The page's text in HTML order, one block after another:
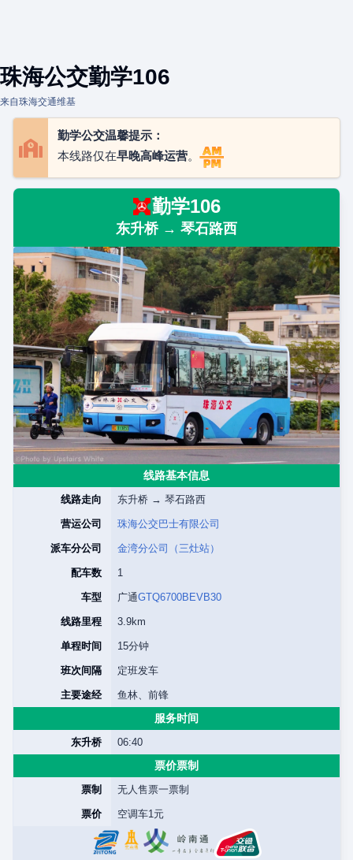
珠海公交勤学106
来自珠海交通维基
勤学公交温馨提示：
本线路仅在早晚高峰运营。
勤学106
东升桥 → 琴石路西
线路基本信息
线路走向 东升桥 → 琴石路西
营运公司 珠海公交巴士有限公司
派车分公司 金湾分公司（三灶站）
配车数 1
车型 广通GTQ6700BEVB30
线路里程 3.9km
单程时间 15分钟
班次间隔 定班发车
主要途经 鱼林、前锋
服务时间
东升桥 06:40
票价票制
票制 无人售票一票制
票价 空调车1元